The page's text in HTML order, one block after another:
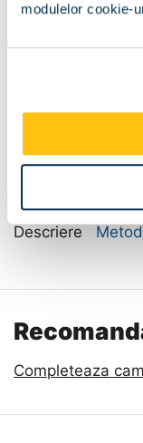
modulelor cookie-
Dimensiune:
Descriere
Completeaza